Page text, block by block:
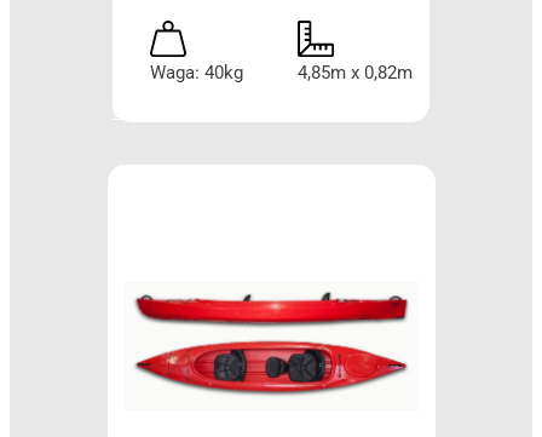
Waga: 40kg
4,85m x 0,82m